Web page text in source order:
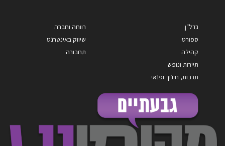
נדל"ן
ספורט
קהילה
תיירות ונופש
תרבות, חינוך ופנאי
רווחה וחברה
שיווק באינטרנט
תחבורה